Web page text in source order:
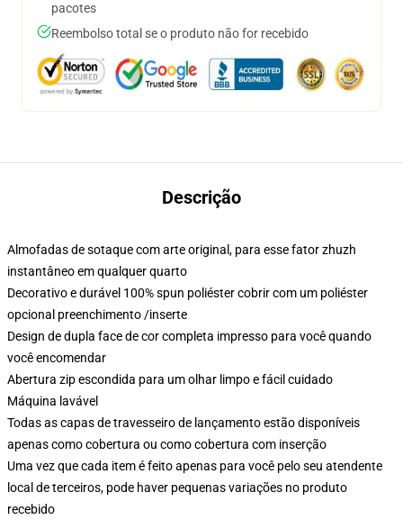
pacotes
Reembolso total se o produto não for recebido
Descrição
Almofadas de sotaque com arte original, para esse fator zhuzh
instantâneo em qualquer quarto
Decorativo e durável 100% spun poliéster cobrir com um poliéster
opcional preenchimento /inserte
Design de dupla face de cor completa impresso para você quando
você encomendar
Abertura zip escondida para um olhar limpo e fácil cuidado
Máquina lavável
Todas as capas de travesseiro de lançamento estão disponíveis
apenas como cobertura ou como cobertura com inserção
Uma vez que cada item é feito apenas para você pelo seu atendente
local de terceiros, pode haver pequenas variações no produto
recebido